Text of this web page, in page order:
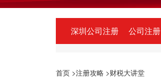
深圳公司注册 公司注册
首页 >注册攻略 >财税大讲堂